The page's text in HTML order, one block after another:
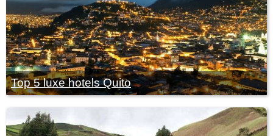
Top 5 luxe hotels Quito